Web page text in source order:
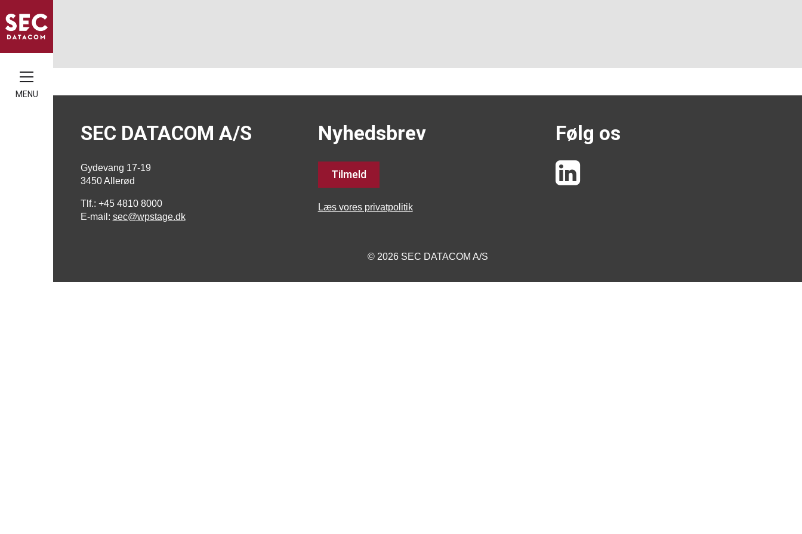
MENU
SEC DATACOM A/S
Gydevang 17-19
3450 Allerød
Tlf.: +45 4810 8000
E-mail: sec@wpstage.dk
Nyhedsbrev
Tilmeld
Læs vores privatpolitik
Følg os
© 2026 SEC DATACOM A/S